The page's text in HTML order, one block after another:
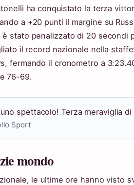
ha conquistato la terza
a +20 punti il margine su
è stato penalizzato di 20 secondi
il record nazionale nella
fermando il cronometro a
76-69.
spettacolo! Terza meraviglia di
Sport
mondo
le ultime ore hanno visto